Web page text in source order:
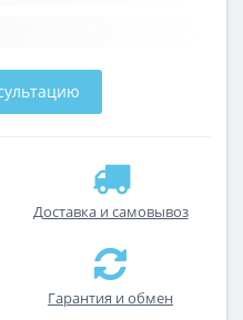
Доставка и самовывоз
Гарантия и обмен